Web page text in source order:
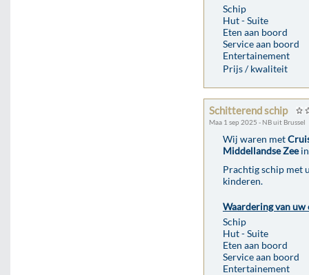
Schip
Hut - Suite
Eten aan boord
Service aan boord
Entertainement
Prijs / kwaliteit
Schitterend schip
Maa 1 sep 2025 - NB uit Brussel
Wij waren met
Middellandse Zeein
Prachtig schip met
kinderen.
Waardering van uw
Schip
Hut - Suite
Eten aan boord
Service aan boord
Entertainement